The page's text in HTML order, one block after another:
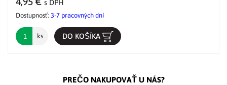
s DPH
Dostupnosť: 3-7 pracovných dní
ks DO KOŠÍKA
PREČO NAKUPOVAŤ U NÁS?